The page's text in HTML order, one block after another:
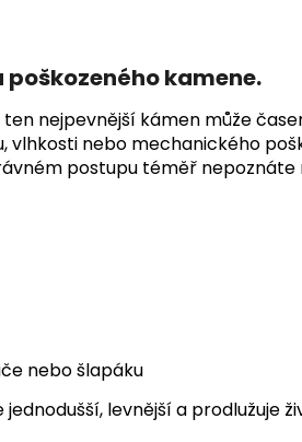
kamene.
nejpevnější kámen může
vlhkosti nebo mechanického
postupu téměř nepoznáte
nebo šlapáku
levnější a prodlužuje